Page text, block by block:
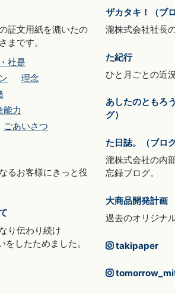
証文用紙を漉いたの
まです。
社是
理念
能力
ごあいさつ
るお客様にきっと役
り伝わり続け
をしたためました。
ザカタキ！（ブロ
瀧株式会社社長
た紀行
ひと月ごとの近
あしたのともろ
グ）
た日誌。（ブログ
瀧株式会社の内
忘録ブログ。
大商品開発計画
過去のオリジナ
takipaper